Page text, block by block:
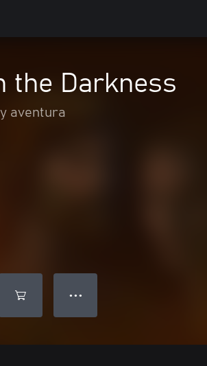
the Darkness
aventura
● ● ●